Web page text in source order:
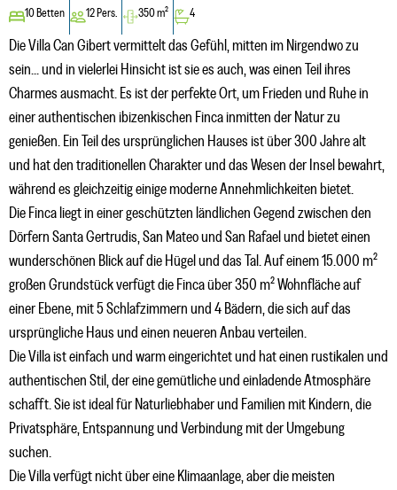
10 Betten 12 Pers. 350 m² 4
Die Villa Can Gibert vermittelt das Gefühl, mitten im Nirgendwo zu
sein... und in vielerlei Hinsicht ist sie es auch, was einen Teil ihres
Charmes ausmacht. Es ist der perfekte Ort, um Frieden und Ruhe in
einer authentischen ibizenkischen Finca inmitten der Natur zu
genießen. Ein Teil des ursprünglichen Hauses ist über 300 Jahre alt
und hat den traditionellen Charakter und das Wesen der Insel bewahrt,
während es gleichzeitig einige moderne Annehmlichkeiten bietet.
Die Finca liegt in einer geschützten ländlichen Gegend zwischen den
Dörfern Santa Gertrudis, San Mateo und San Rafael und bietet einen
wunderschönen Blick auf die Hügel und das Tal. Auf einem 15.000 m²
großen Grundstück verfügt die Finca über 350 m² Wohnfläche auf
einer Ebene, mit 5 Schlafzimmern und 4 Bädern, die sich auf das
ursprüngliche Haus und einen neueren Anbau verteilen.
Die Villa ist einfach und warm eingerichtet und hat einen rustikalen und
authentischen Stil, der eine gemütliche und einladende Atmosphäre
schafft. Sie ist ideal für Naturliebhaber und Familien mit Kindern, die
Privatsphäre, Entspannung und Verbindung mit der Umgebung
suchen.
Die Villa verfügt nicht über eine Klimaanlage, aber die meisten